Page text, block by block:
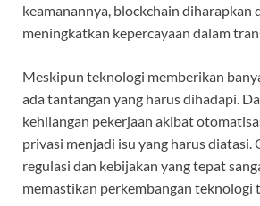
keamanannya, blockchain diharapkan
meningkatkan kepercayaan dalam
Meskipun teknologi memberikan
ada tantangan yang harus dihadapi.
kehilangan pekerjaan akibat
privasi menjadi isu yang harus diatasi.
regulasi dan kebijakan yang tepat
memastikan perkembangan teknologi